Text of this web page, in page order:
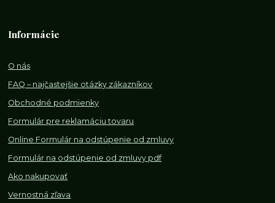
Informácie
O nás
FAQ – najčastejšie otázky zákazníkov
Obchodné podmienky
Formulár pre reklamáciu tovaru
Online Formulár na odstúpenie od zmluvy
Formulár na odstúpenie od zmluvy pdf
Ako nakupovať
Vernostná zľava